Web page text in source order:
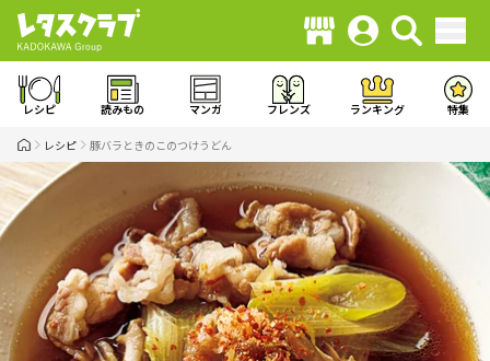
レシピ 読みもの マンガ フレンズ ランキング 特集
レシピ 豚バラときのこのつけうどん